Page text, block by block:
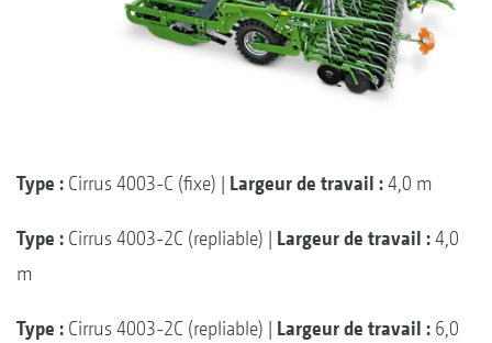
Type : Cirrus 4003-C (fixe) | Largeur de travail :4,0 m
Type : Cirrus 4003-2C (repliable) | Largeur de travail :4,0
m
Type : Cirrus 4003-2C (repliable) | Largeur de travail : 6,0